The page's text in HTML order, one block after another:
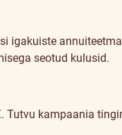
igakuiste
seotud kulusid.
Tutvu kampaania